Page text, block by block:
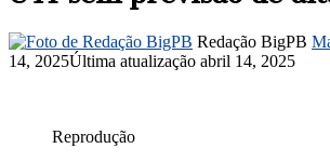
Redação BigPB
14, 2025Última atualização abril 14, 2025
Reprodução